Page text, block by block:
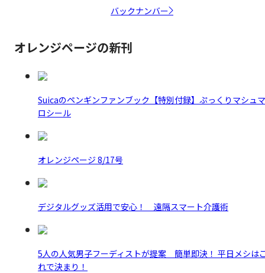
バックナンバー
オレンジページの新刊
Suicaのペンギンファンブック【特別付録】ぷっくりマシュマ
ロシール
オレンジページ 8/17号
デジタルグッズ活用で安心！ 遠隔スマート介護術
5人の人気男子フーディストが提案 簡単即決！ 平日メシは
れで決まり！